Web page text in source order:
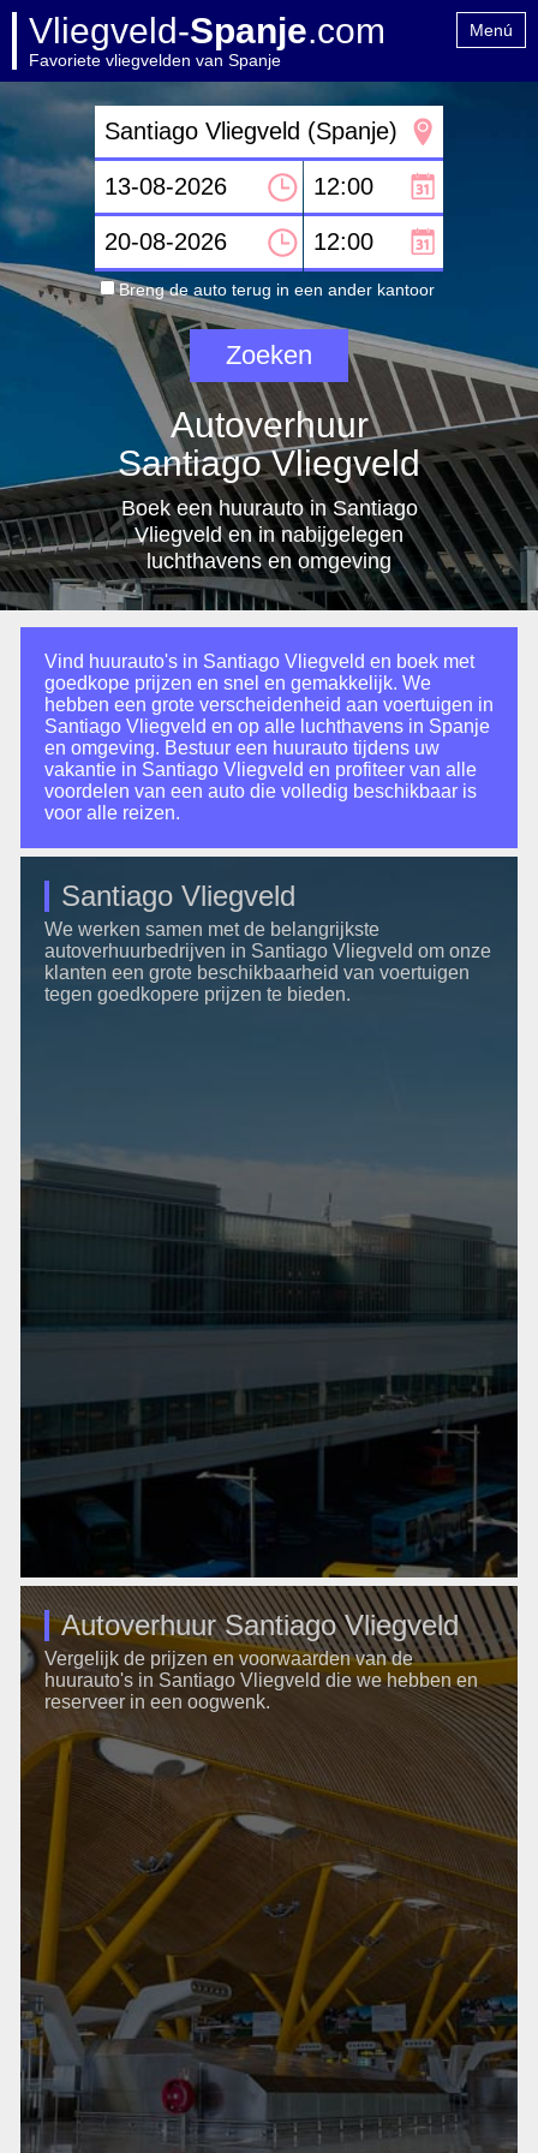
Vliegveld-Spanje.com
Favoriete vliegvelden van Spanje
Menú
Autoverhuur
Santiago Vliegveld
Boek een huurauto in Santiago
Vliegveld en in nabijgelegen
luchthavens en omgeving
Breng de auto terug in een ander kantoor
Vind huurauto's in Santiago Vliegveld en boek met
goedkope prijzen en snel en gemakkelijk. We
hebben een grote verscheidenheid aan voertuigen in
Santiago Vliegveld en op alle luchthavens in Spanje
en omgeving. Bestuur een huurauto tijdens uw
vakantie in Santiago Vliegveld en profiteer van alle
voordelen van een auto die volledig beschikbaar is
voor alle reizen.
Santiago Vliegveld
We werken samen met de belangrijkste
autoverhuurbedrijven in Santiago Vliegveld om onze
klanten een grote beschikbaarheid van voertuigen
tegen goedkopere prijzen te bieden.
Autoverhuur Santiago Vliegveld
Vergelijk de prijzen en voorwaarden van de
huurauto's in Santiago Vliegveld die we hebben en
reserveer in een oogwenk.